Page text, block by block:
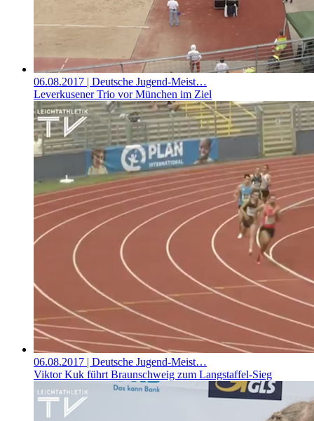
06.08.2017 | Deutsche Jugend-Meist…
Leverkusener Trio vor München im Ziel
06.08.2017 | Deutsche Jugend-Meist…
Viktor Kuk führt Braunschweig zum Langstaffel-Sieg